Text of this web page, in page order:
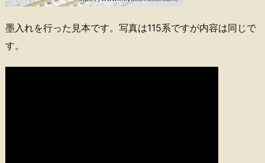
墨入れを行った見本です。写真は115系ですが内容は同じで
す。